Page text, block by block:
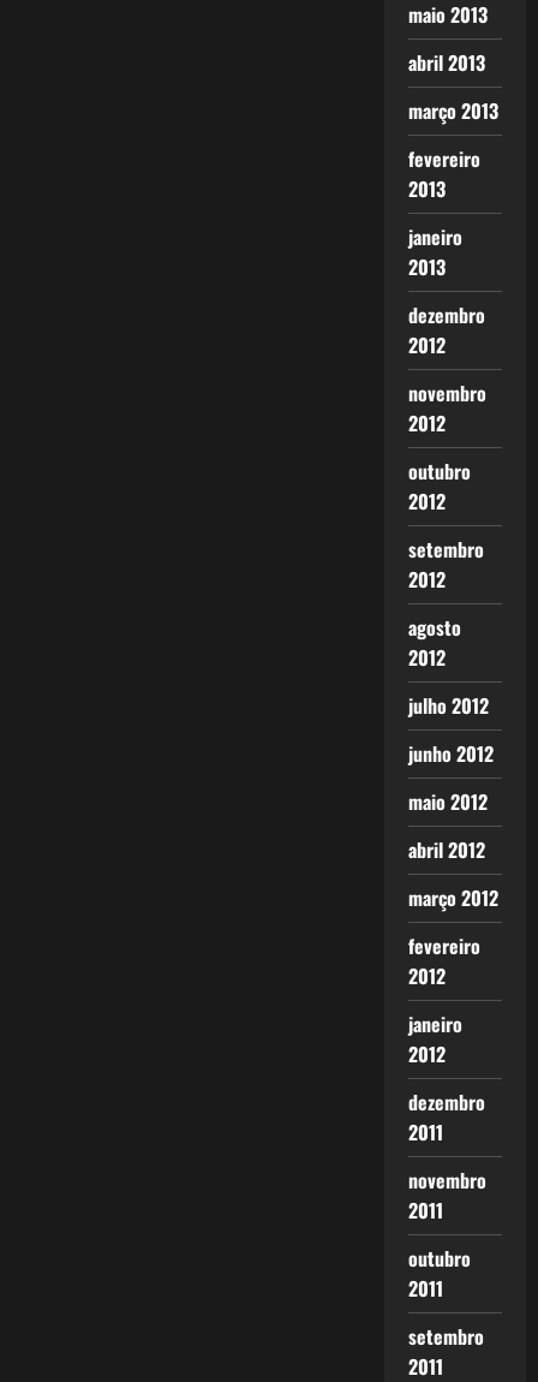
maio 2013
abril 2013
março 2013
fevereiro
2013
janeiro
2013
dezembro
2012
novembro
2012
outubro
2012
setembro
2012
agosto
2012
julho 2012
junho 2012
maio 2012
abril 2012
março 2012
fevereiro
2012
janeiro
2012
dezembro
2011
novembro
2011
outubro
2011
setembro
2011